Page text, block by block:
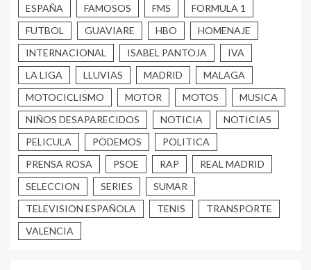
ESPAÑA FAMOSOS FMS
FORMULA 1
FUTBOL
GUAVIARE HBO
HOMENAJE
INTERNACIONAL
ISABEL PANTOJA
IVA
LA LIGA
LLUVIAS MADRID
MALAGA
MOTOCICLISMO
MOTOR MOTOS
MUSICA
NIÑOS DESAPARECIDOS
NOTICIA
NOTICIAS
PELICULA
PODEMOS
POLITICA
PRENSA ROSA
PSOE RAP
REAL MADRID
SELECCION
SERIES
SUMAR
TELEVISION ESPAÑOLA
TENIS
TRANSPORTE
VALENCIA